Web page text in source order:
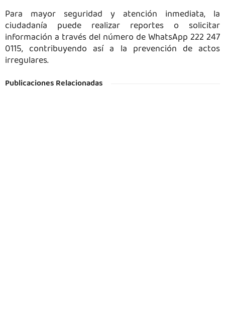
Para mayor seguridad y atención inmediata, la
ciudadanía puede realizar reportes o solicitar
información a través del número de WhatsApp 222 247
0115, contribuyendo así a la prevención de actos
irregulares.
Publicaciones Relacionadas